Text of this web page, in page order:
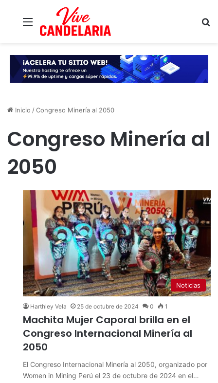
Inicio /Congreso Minería al 2050
Congreso Minería al
2050
Noticias
Harthley Vela 25 de octubre de 2024 0 1
Machita Mujer Caporal brilla en el
Congreso Internacional Minería al
2050
El Congreso Internacional Minería al 2050, organizado por
Women in Mining Perú el 23 de octubre de 2024 en el…